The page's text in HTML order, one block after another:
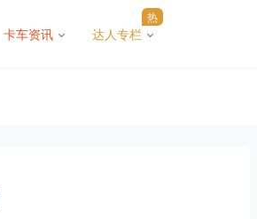
卡车资讯 达人专栏
热